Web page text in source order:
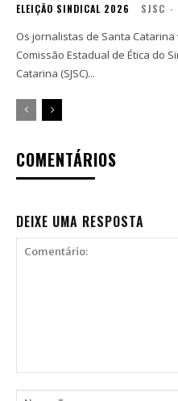
ELEIÇÃO SINDICAL 2026 SJSC -
Os jornalistas de Santa
Comissão Estadual de Ética do
Catarina (SJSC)...
COMENTÁRIOS
DEIXE UMA RESPOSTA